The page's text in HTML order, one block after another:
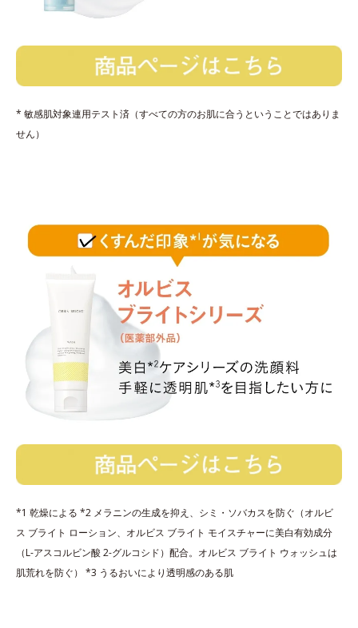
* 敏感肌対象連用テスト済（すべての方のお肌に合うということではありま
せん）
*1 乾燥による *2 メラニンの生成を抑え、シミ・ソバカスを防ぐ（オルビ
ス ブライト ローション、オルビス ブライト モイスチャーに美白有効成分
（L-アスコルビン酸 2-グルコシド）配合。オルビス ブライト ウォッシュは
肌荒れを防ぐ） *3 うるおいにより透明感のある肌